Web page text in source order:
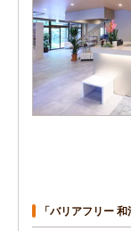
「バリアフリー